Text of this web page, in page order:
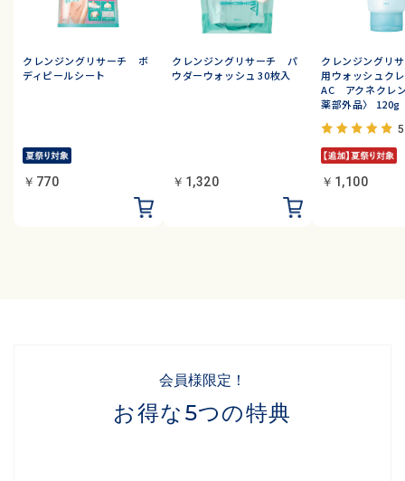
クレンジングリサーチ ボ
ディピールシート
￥770
クレンジングリサーチ パ
ウダーウォッシュ 30枚入
￥1,320
クレンジングリ
用ウォッシュク
AC アクネクレ
薬部外品〉 120g
￥1,100
会員様限定！
お得な5つの特典